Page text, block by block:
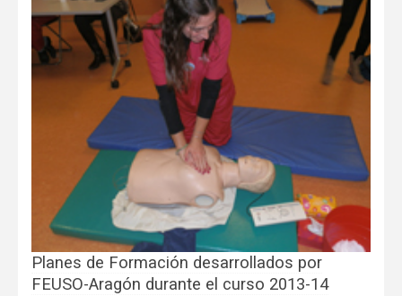
Planes de Formación desarrollados por
FEUSO-Aragón durante el curso 2013-14